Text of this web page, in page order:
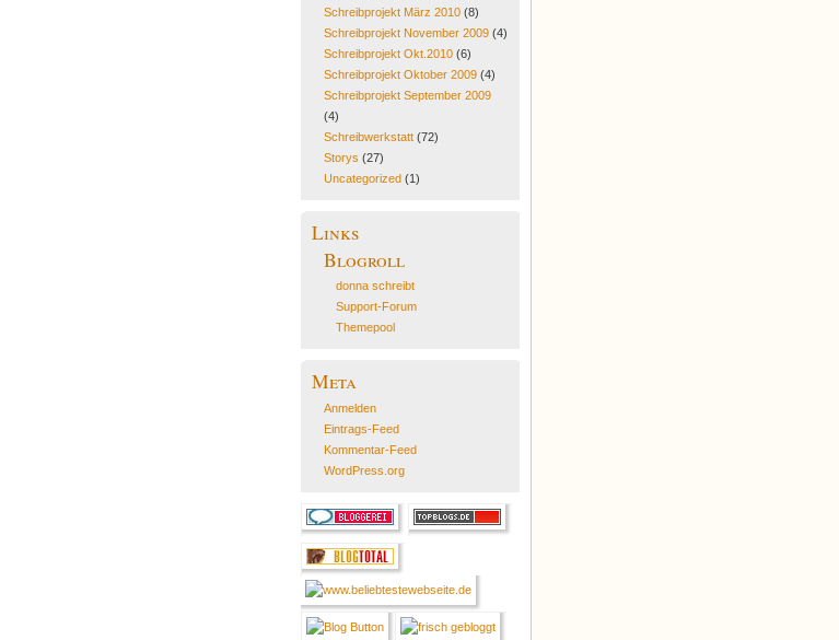
Schreibprojekt März 2010(8)
Schreibprojekt November 2009(4)
Schreibprojekt Okt.2010(6)
Schreibprojekt Oktober 2009(4)
Schreibprojekt September 2009
(4)
Schreibwerkstatt(72)
Storys (27)
Uncategorized (1)
Links
Blogroll
donna schreibt
Support-Forum
Themepool
Meta
Anmelden
Eintrags-Feed
Kommentar-Feed
WordPress.org